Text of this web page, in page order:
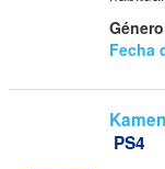
Fecha
PS4